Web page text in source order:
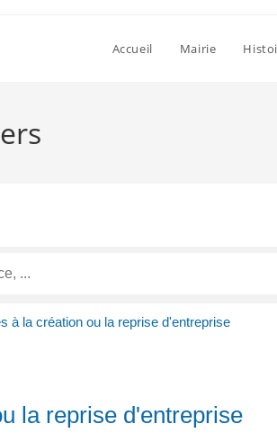
Accueil Mairie
à la création ou la reprise d'entreprise
la reprise d'entreprise